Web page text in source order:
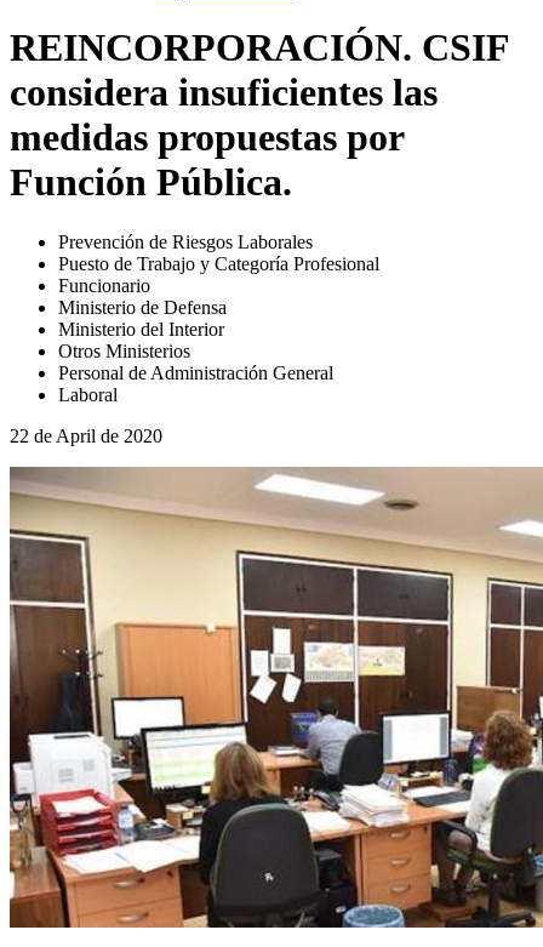
REINCORPORACIÓN. CSIF
considera insuficientes las
medidas propuestas por
Función Pública.
Prevención de Riesgos Laborales
Puesto de Trabajo y Categoría Profesional
Funcionario
Ministerio de Defensa
Ministerio del Interior
Otros Ministerios
Personal de Administración General
Laboral
22 de April de 2020